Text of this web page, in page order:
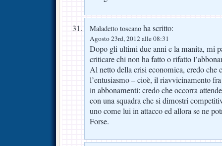
Maladetto toscano ha scritto:
Agosto 23rd, 2012 alle 08:31
Dopo gli ultimi due anni e la manita, mi
criticare chi non ha fatto o rifatto
Al netto della crisi economica, credo che
l’entusiasmo – cioè, il riavvicinamento
in abbonamenti: credo che occorra
con una squadra che si dimostri
uno come lui in attacco ed allora se ne
Forse.